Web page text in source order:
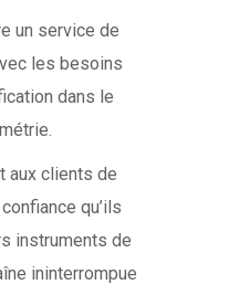
un service de
les besoins
dans le
aux clients de
qu’ils
instruments de
ininterrompue